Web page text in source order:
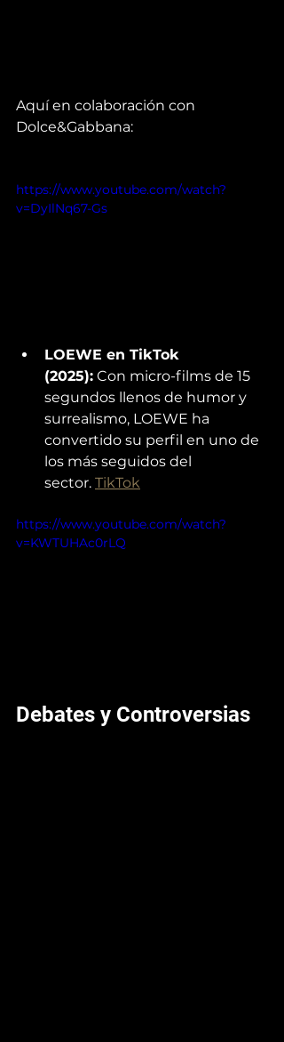
Aquí en colaboración con
Dolce&Gabbana:
https://www.youtube.com/watch?
v=DyIlNq67-Gs
LOEWE en TikTok
(2025): Con micro-films de 15
segundos llenos de humor y
surrealismo, LOEWE ha
convertido su perfil en uno de
los más seguidos del
sector. TikTok
https://www.youtube.com/watch?
v=KWTUHAc0rLQ
Debates y Controversias